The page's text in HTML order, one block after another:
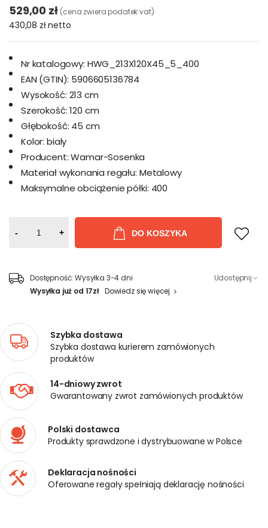
529,00 zł (cena zwiera podatek vat)
430,08 złnetto
Nr katalogowy: HWG_213X120X45_5_400
EAN (GTIN): 5906605136784
Wysokość: 213 cm
Szerokość: 120 cm
Głębokość: 45 cm
Kolor: bialy
Producent: Wamar-Sosenka
Materiał wykonania regału: Metalowy
Maksymalne obciążenie półki: 400
- + DO KOSZYKA
Dostępność: Wysyłka 3-4 dni
Wysyłka już od 17zł Dowiedz się więcej
Udostępnij
Szybka dostawa
Szybka dostawa kurierem zamówionych
produktów
14-dniowy zwrot
Gwarantowany zwrot zamówionych produktów
Polski dostawca
Produkty sprawdzone i dystrybuowane w Polsce
Deklaracja nośności
Oferowane regały spełniają deklarację nośności